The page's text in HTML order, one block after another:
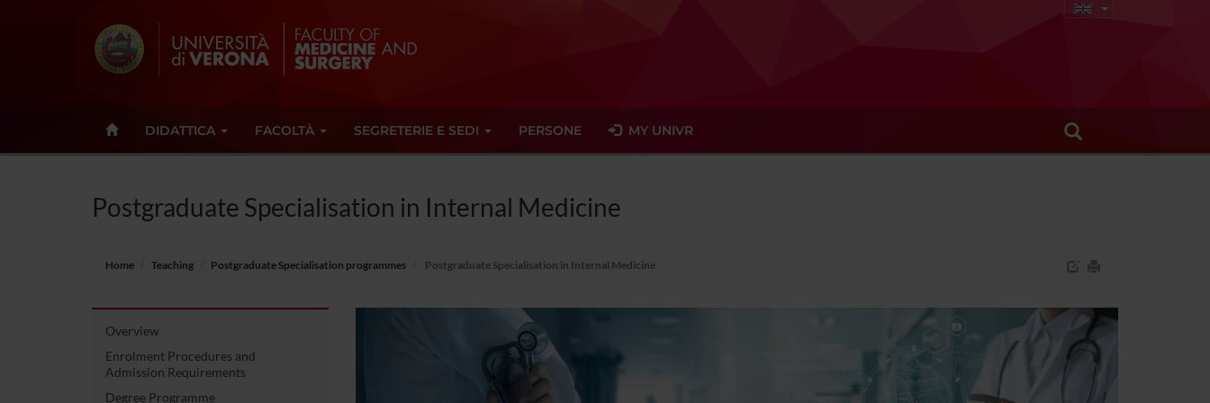
DIDATTICA FACOLTÀ SEGRETERIE E SEDI PERSONE MY UNIVR
Postgraduate Specialisation in Internal Medicine
Home Teaching Postgraduate Specialisation programmes Postgraduate Specialisation in Internal Medicine
Overview
Enrolment Procedures and
Admission Requirements
Degree Programme